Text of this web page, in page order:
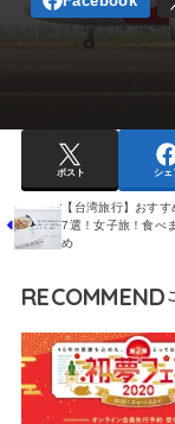
ポスト シェ
【台湾旅行】おす
7選！女子旅！食べ
め
RECOMMEND